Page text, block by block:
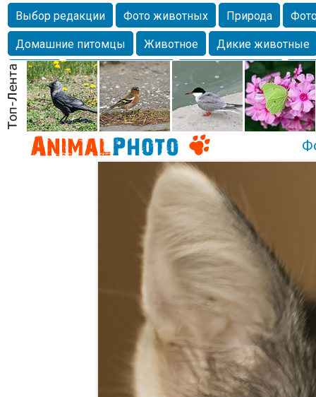
Выбор редакции Фото животных Природа
Домашние питомцы
Животное
Дикие животные
Собаки
Alexanderandronik Млекопитающие
Морда
Собачка Осень Портрет
Домашние
Насекомое
Коты Lebert Дикие птицы Утка